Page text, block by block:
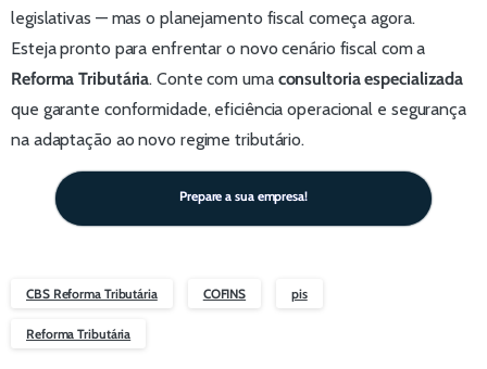
legislativas — mas o planejamento fiscal começa agora.
Esteja pronto para enfrentar o novo cenário fiscal com a
Reforma Tributária. Conte com uma consultoria especializada
que garante conformidade, eficiência operacional e segurança
na adaptação ao novo regime tributário.
Prepare a sua empresa!
CBS Reforma Tributária COFINS pis
Reforma Tributária